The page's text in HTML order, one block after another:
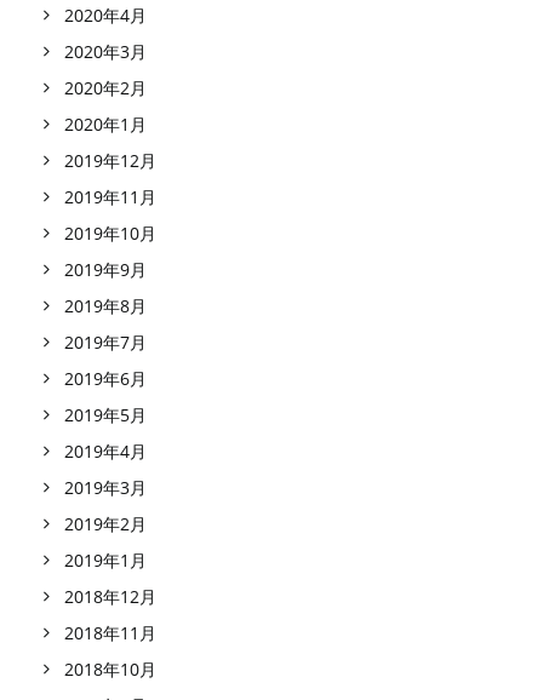
2020年4月
2020年3月
2020年2月
2020年1月
2019年12月
2019年11月
2019年10月
2019年9月
2019年8月
2019年7月
2019年6月
2019年5月
2019年4月
2019年3月
2019年2月
2019年1月
2018年12月
2018年11月
2018年10月